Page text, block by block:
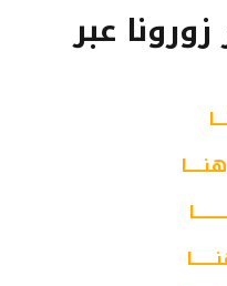
زورونا عبر
هنـــــا